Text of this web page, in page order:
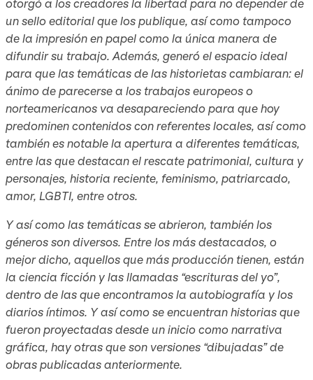
otorgó a los creadores la libertad para no depender de
un sello editorial que los publique, así como tampoco
de la impresión en papel como la única manera de
difundir su trabajo. Además, generó el espacio ideal
para que las temáticas de las historietas cambiaran: el
ánimo de parecerse a los trabajos europeos o
norteamericanos va desapareciendo para que hoy
predominen contenidos con referentes locales, así como
también es notable la apertura a diferentes temáticas,
entre las que destacan el rescate patrimonial, cultura y
personajes, historia reciente, feminismo, patriarcado,
amor, LGBTI, entre otros.
Y así como las temáticas se abrieron, también los
géneros son diversos. Entre los más destacados, o
mejor dicho, aquellos que más producción tienen, están
la ciencia ficción y las llamadas “escrituras del yo”,
dentro de las que encontramos la autobiografía y los
diarios íntimos. Y así como se encuentran historias que
fueron proyectadas desde un inicio como narrativa
gráfica, hay otras que son versiones “dibujadas” de
obras publicadas anteriormente.